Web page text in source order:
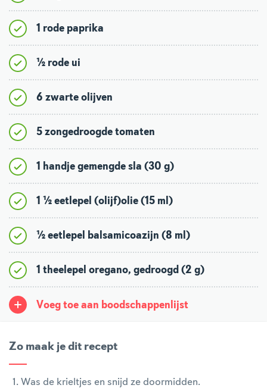
1 rode paprika
½ rode ui
6 zwarte olijven
5 zongedroogde tomaten
1 handje gemengde sla (30 g)
1 ½ eetlepel (olijf)olie (15 ml)
½ eetlepel balsamicoazijn (8 ml)
1 theelepel oregano, gedroogd (2 g)
Voeg toe aan boodschappenlijst
Zo maak je dit recept
Was de krieltjes en snijd ze doormidden.